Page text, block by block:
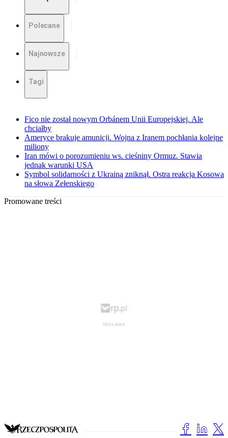
Polecane
Najnowsze
Tagi
Fico nie został nowym Orbánem Unii Europejskiej. Ale
chciałby
Ameryce brakuje amunicji. Wojna z Iranem pochłania kolejne
miliony
Iran mówi o porozumieniu ws. cieśniny Ormuz. Stawia
jednak warunki USA
Symbol solidarności z Ukrainą zniknął. Ostra reakcja Kosowa
na słowa Zełenskiego
Promowane treści